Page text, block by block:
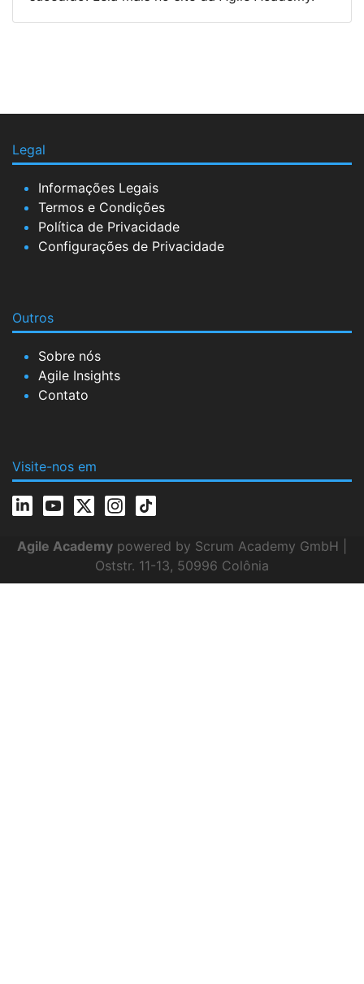
Legal
Informações Legais
Termos e Condições
Política de Privacidade
Configurações de Privacidade
Outros
Sobre nós
Agile Insights
Contato
Visite-nos em
Agile Academy powered by Scrum Academy GmbH |
Oststr. 11-13, 50996 Colônia